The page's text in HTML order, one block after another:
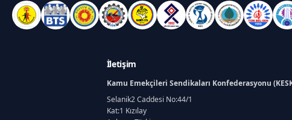
İletişim
Kamu Emekçileri Sendikaları Konfederasyonu
Selanik2 Caddesi No:44/1
Kat:1 Kızılay